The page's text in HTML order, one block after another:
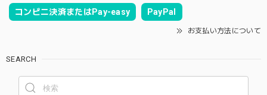
コンビニ決済またはPay-easy PayPal
お支払い方法について
SEARCH